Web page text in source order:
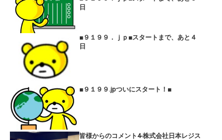
日
■９１９９．ｊｐ■スタートまで、あと４
日
■９１９９.jpついにスタート！■
皆様からのコメント4-株式会社日本レジス